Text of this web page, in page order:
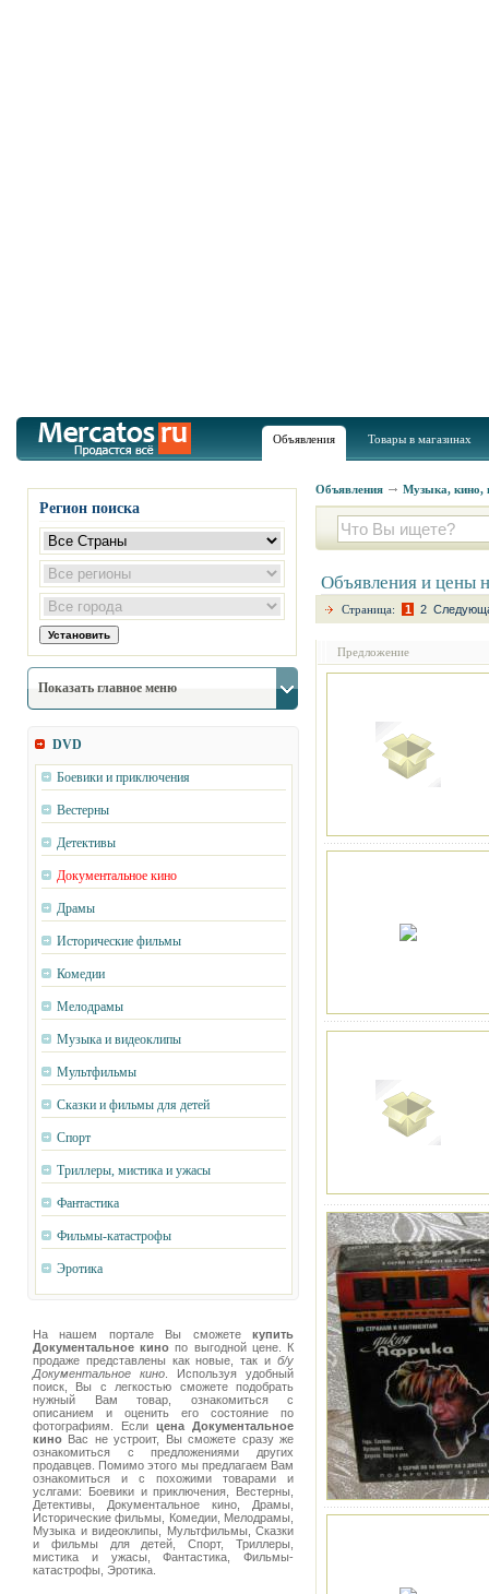
Объявления Товары в магазинах
Регион поиска
Показать главное меню
DVD
Боевики и приключения
Вестерны
Детективы
Документальное кино
Драмы
Исторические фильмы
Комедии
Мелодрамы
Музыка и видеоклипы
Мультфильмы
Сказки и фильмы для детей
Спорт
Триллеры, мистика и ужасы
Фантастика
Фильмы-катастрофы
Эротика
На нашем портале Вы сможете купить
Документальное кино по выгодной цене. К
продаже представлены как новые, так и б/у
Документальное кино . Используя удобный
поиск, Вы с легкостью сможете подобрать
нужный Вам товар, ознакомиться с
описанием и оценить его состояние по
фотографиям. Если цена Документальное
кино Вас не устроит, Вы сможете сразу же
ознакомиться с предложениями других
продавцев. Помимо этого мы предлагаем Вам
ознакомиться и с похожими товарами и
услгами: Боевики и приключения, Вестерны,
Детективы, Документальное кино, Драмы,
Исторические фильмы, Комедии, Мелодрамы,
Музыка и видеоклипы, Мультфильмы, Сказки
и фильмы для детей, Спорт, Триллеры,
мистика и ужасы, Фантастика, Фильмы-
катастрофы, Эротика.
Объявления Музыка, кино,
Объявления и цены
Страница: 1 2
Предложение